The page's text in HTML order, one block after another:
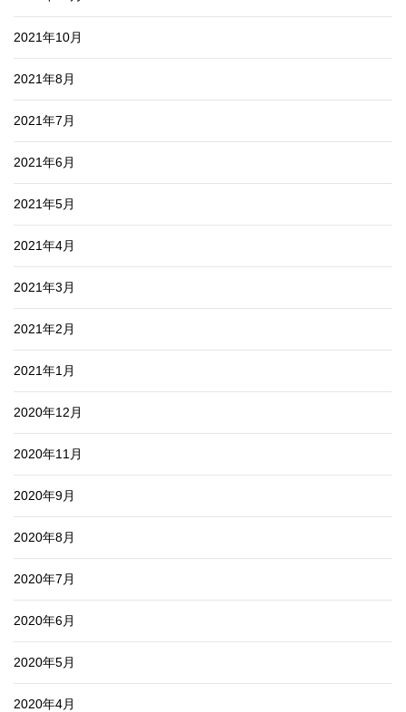
2021年10月
2021年8月
2021年7月
2021年6月
2021年5月
2021年4月
2021年3月
2021年2月
2021年1月
2020年12月
2020年11月
2020年9月
2020年8月
2020年7月
2020年6月
2020年5月
2020年4月